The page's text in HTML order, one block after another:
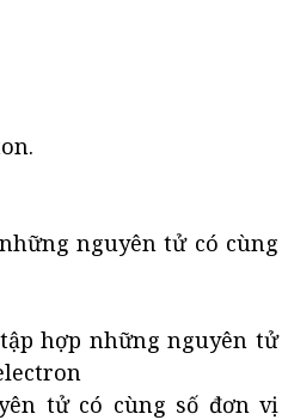
nguyên tử có cùng
hợp những nguyên tử
tử có cùng số đơn vị